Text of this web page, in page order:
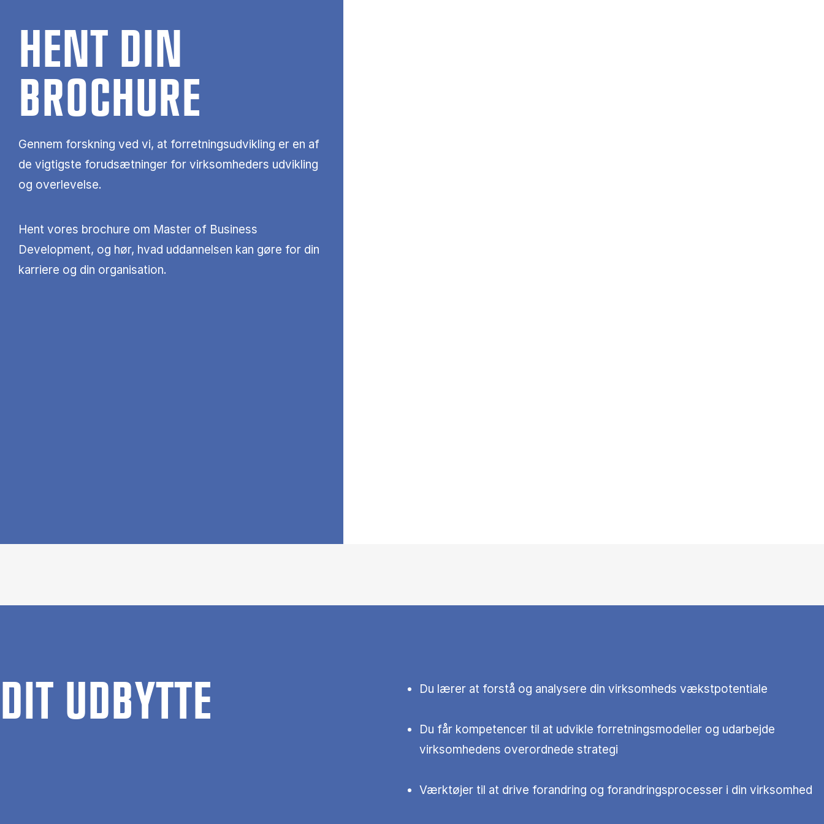
HENT DIN
BROCHURE
Gennem forskning ved vi, at forretningsudvikling er en af
de vigtigste forudsætninger for virksomheders udvikling
og overlevelse.
Hent vores brochure om Master of Business
Development, og hør, hvad uddannelsen kan gøre for din
karriere og din organisation.
DIT UDBYTTE Du lærer at forstå og analysere din virksomheds vækstpotentiale
Du får kompetencer til at udvikle forretningsmodeller og udarbejde
virksomhedens overordnede strategi
Værktøjer til at drive forandring og forandringsprocesser i din virksomhed